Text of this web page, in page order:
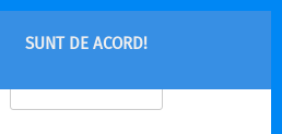
SUNT DE ACORD!